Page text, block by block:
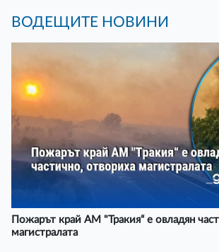
ВОДЕЩИТЕ НОВИНИ
Пожарът край АМ "Тракия“ е овладян
магистралата